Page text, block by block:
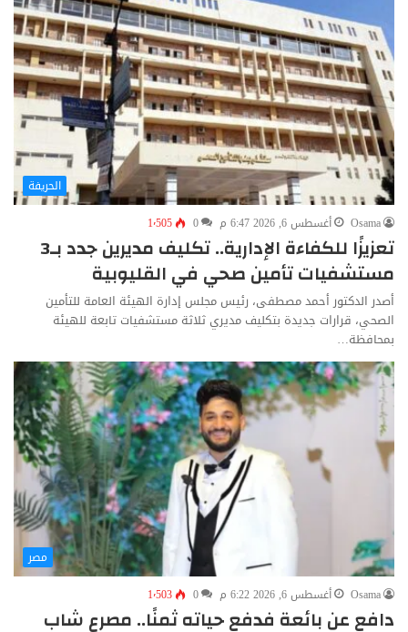
الحريفة
Osama
أغسطس 6, 2026 6:47 م 0 1٬505
تعزيزًا للكفاءة الإدارية.. تكليف مديرين جدد بـ3
مستشفيات تأمين صحي في القليوبية
أصدر الدكتور أحمد مصطفى، رئيس مجلس إدارة الهيئة العامة للتأمين
الصحي، قرارات جديدة بتكليف مديري ثلاثة مستشفيات تابعة للهيئة
بمحافظة…
مصر
Osama
أغسطس 6, 2026 6:22 م 0 1٬503
دافع عن بائعة فدفع حياته ثمنًا.. مصرع شاب